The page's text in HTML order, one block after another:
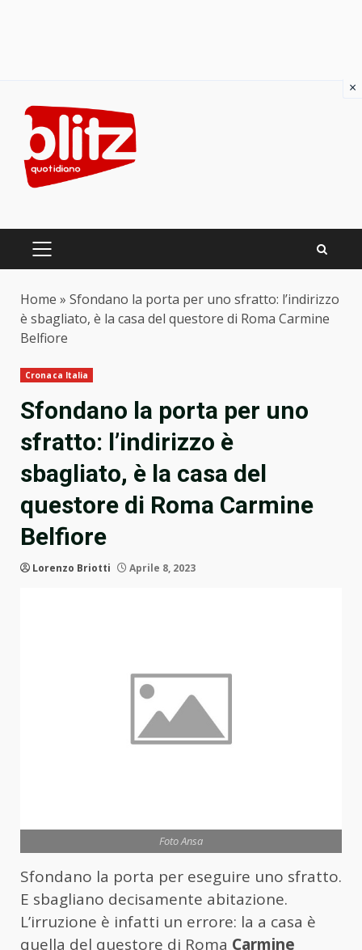
content
PRIMARY
Home » Sfondano la porta per uno sfratto: l’indirizzo
è sbagliato, è la casa del questore di Roma Carmine
Belfiore
Cronaca Italia
Sfondano la porta per uno
sfratto: l’indirizzo è
sbagliato, è la casa del
questore di Roma Carmine
Belfiore
Lorenzo Briotti Aprile 8, 2023
Foto Ansa
Sfondano la porta per eseguire uno sfratto.
E sbagliano decisamente abitazione.
L’irruzione è infatti un errore: la a casa è
quella del questore di Roma Carmine
×